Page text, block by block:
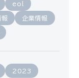
eol
報 企業情報
2023